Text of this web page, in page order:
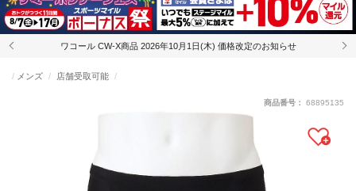
ワコール CW-X商品 2026年10月1日(木) 価格改定のお知らせ
メンズ 店舗受取可能
商品番号： 68895135